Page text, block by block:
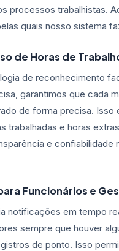
processos trabalhistas.
quais nosso sistema
de Horas de
de reconhecimento
garantimos que cada
de forma precisa. Isso
trabalhadas e horas extras,
e confiabilidade
Funcionários e
notificações em tempo
sempre que houver
de ponto. Isso